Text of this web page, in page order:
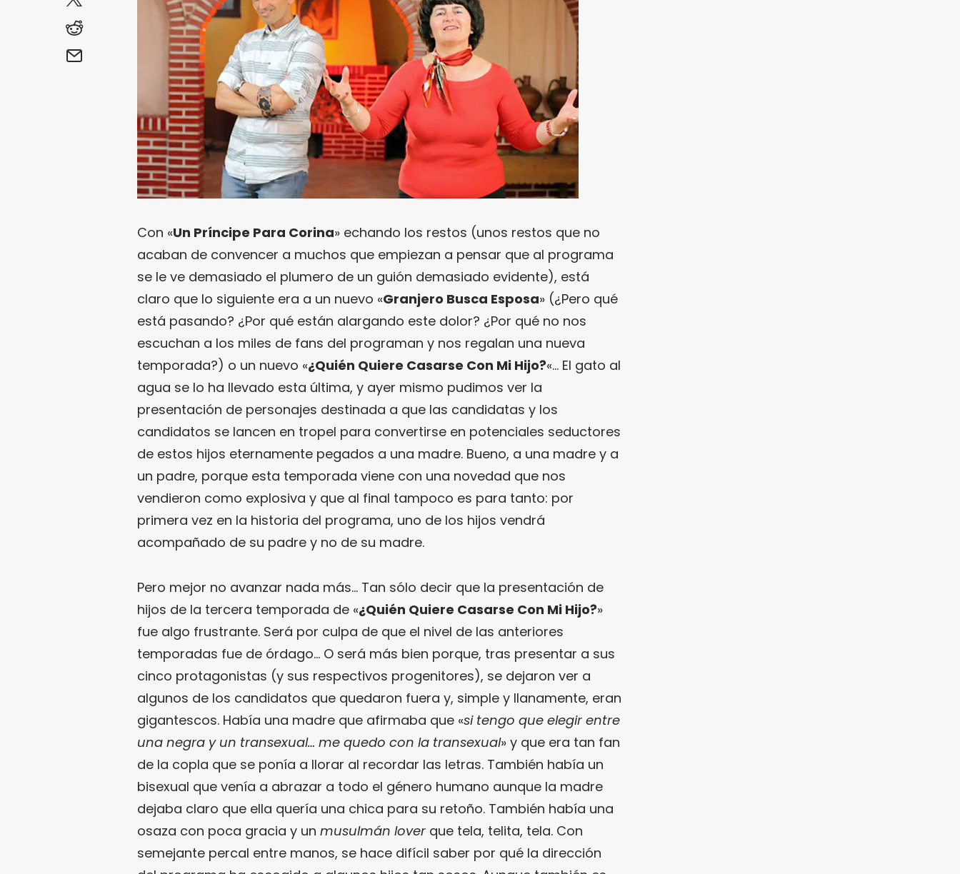
Con «Un Príncipe Para Corina» echando los restos (unos restos que no
acaban de convencer a muchos que empiezan a pensar que al programa
se le ve demasiado el plumero de un guión demasiado evidente), está
claro que lo siguiente era a un nuevo «Granjero Busca Esposa» (¿Pero qué
está pasando? ¿Por qué están alargando este dolor? ¿Por qué no nos
escuchan a los miles de fans del programan y nos regalan una nueva
temporada?) o un nuevo «¿Quién Quiere Casarse Con Mi Hijo?«… El gato al
agua se lo ha llevado esta última, y ayer mismo pudimos ver la
presentación de personajes destinada a que las candidatas y los
candidatos se lancen en tropel para convertirse en potenciales seductores
de estos hijos eternamente pegados a una madre. Bueno, a una madre y a
un padre, porque esta temporada viene con una novedad que nos
vendieron como explosiva y que al final tampoco es para tanto: por
primera vez en la historia del programa, uno de los hijos vendrá
acompañado de su padre y no de su madre.
Pero mejor no avanzar nada más… Tan sólo decir que la presentación de
hijos de la tercera temporada de «¿Quién Quiere Casarse Con Mi Hijo?»
fue algo frustrante. Será por culpa de que el nivel de las anteriores
temporadas fue de órdago… O será más bien porque, tras presentar a sus
cinco protagonistas (y sus respectivos progenitores), se dejaron ver a
algunos de los candidatos que quedaron fuera y, simple y llanamente, eran
gigantescos. Había una madre que afirmaba que «si tengo que elegir entre
una negra y un transexual… me quedo con la transexual» y que era tan fan
de la copla que se ponía a llorar al recordar las letras. También había un
bisexual que venía a abrazar a todo el género humano aunque la madre
dejaba claro que ella quería una chica para su retoño. También había una
osaza con poca gracia y un musulmán lover que tela, telita, tela. Con
semejante percal entre manos, se hace difícil saber por qué la dirección